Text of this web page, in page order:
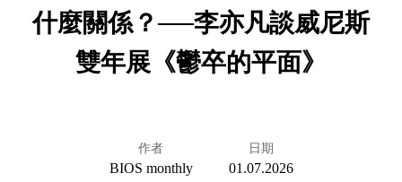
什麼關係？──李亦凡談威尼斯
雙年展《鬱卒的平面》
作者
BIOS monthly
日期
01.07.2026